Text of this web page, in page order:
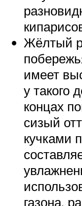
Жёлтый
имеет
у такого
концах
сизый
кучками
газона,